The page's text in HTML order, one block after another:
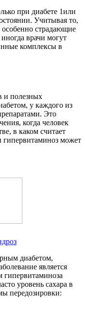
при диабете 1или
Учитывая то,
особенно страдающие
врачи могут
комплексы в
и полезных
у каждого из
Это
когда человек
в каком считает
гипервитаминоз может
диабетом,
является
уровень сахара в
передозировки: